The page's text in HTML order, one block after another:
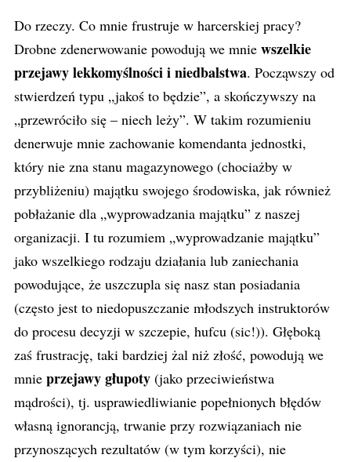
Do rzeczy. Co mnie frustruje w harcerskiej pracy?
Drobne zdenerwowanie powodują we mnie wszelkie
przejawy lekkomyślności i niedbalstwa. Począwszy od
stwierdzeń typu „jakoś to będzie”, a skończywszy na
„przewróciło się – niech leży”. W takim rozumieniu
denerwuje mnie zachowanie komendanta jednostki,
który nie zna stanu magazynowego (chociażby w
przybliżeniu) majątku swojego środowiska, jak również
pobłażanie dla „wyprowadzania majątku” z naszej
organizacji. I tu rozumiem „wyprowadzanie majątku”
jako wszelkiego rodzaju działania lub zaniechania
powodujące, że uszczupla się nasz stan posiadania
(często jest to niedopuszczanie młodszych instruktorów
do procesu decyzji w szczepie, hufcu (sic!)). Głęboką
zaś frustrację, taki bardziej żal niż złość, powodują we
mnie przejawy głupoty (jako przeciwieństwa
mądrości), tj. usprawiedliwianie popełnionych błędów
własną ignorancją, trwanie przy rozwiązaniach nie
przynoszących rezultatów (w tym korzyści), nie